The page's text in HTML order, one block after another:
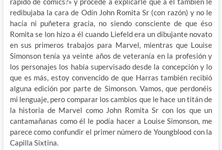
redibujaba la cara de Odín John Romita Sr (con razón) y no le
hacía ni puñetera gracia, no siendo consciente de que éso
Romita se lon hizo a él cuando Liefeld era un dibujante novato
en sus primeros trabajos para Marvel, mientras que Louise
Simonson tenía ya veinte años de veteranía en la profesión y
los personajes los había supervisado desde la concepción y lo
que es más, estoy convencido de que Harras también recibió
alguna edición por parte de Simonson. Vamos, que perdonéis
mi lenguaje, pero comparar los cambios que le hace un titán de
la historia de Marvel como John Romita Sr con los que un
cantamañanas como él le podía hacer a Louise Simonson, me
parece como confundir el primer número de Youngblood con la
Capilla Sixtina.